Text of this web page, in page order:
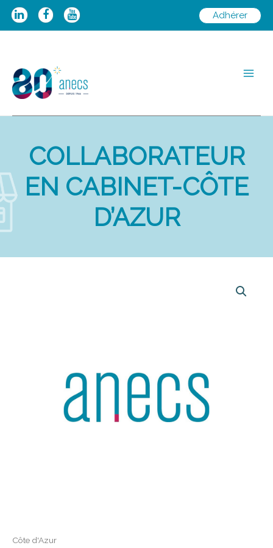
Aller
Adhérer
COLLABORATEUR
EN CABINET-CÔTE
D’AZUR
Côte d'Azur